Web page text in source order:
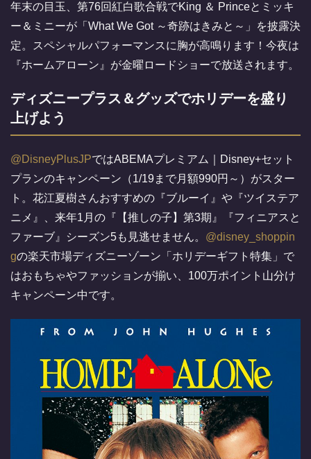
年末の目玉、第76回紅白歌合戦でKing ＆ Princeとミッキ
ー＆ミニーが「What We Got ～奇跡はきみと～」を披露決
定。スペシャルパフォーマンスに胸が高鳴ります！今夜は
『ホームアローン』が金曜ロードショーで放送されます。
ディズニープラス＆グッズでホリデーを盛り
上げよう
@DisneyPlusJPではABEMAプレミアム｜Disney+セット
プランのキャンペーン（1/19まで月額990円～）がスター
ト。花江夏樹さんおすすめの『ブルーイ』や『ツイステア
ニメ』、来年1月の『【推しの子】第3期』『フィニアスと
ファーブ』シーズン5も見逃せません。 @disney_shoppin
gの楽天市場ディズニーゾーン「ホリデーギフト特集」で
はおもちゃやファッションが揃い、100万ポイント山分け
キャンペーン中です。